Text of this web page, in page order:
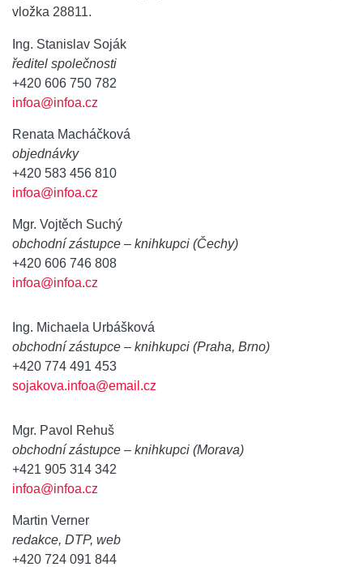
vložka 28811.
Ing. Stanislav Soják
ředitel společnosti
+420 606 750 782
infoa@infoa.cz
Renata Macháčková
objednávky
+420 583 456 810
infoa@infoa.cz
Mgr. Vojtěch Suchý
obchodní zástupce – knihkupci (Čechy)
+420 606 746 808
infoa@infoa.cz
Ing. Michaela Urbášková
obchodní zástupce – knihkupci (Praha, Brno)
+420 774 491 453
sojakova.infoa@email.cz
Mgr. Pavol Rehuš
obchodní zástupce – knihkupci (Morava)
+421 905 314 342
infoa@infoa.cz
Martin Verner
redakce, DTP, web
+420 724 091 844